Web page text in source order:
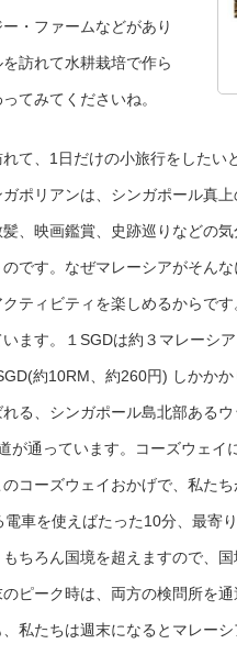
・ファームなどがあり
訪れて水耕栽培で作ら
てみてくださいね。
て、1日だけの小旅行をした
ポリアンは、シンガポール真
、映画鑑賞、史跡巡りなどの
です。なぜマレーシアがそん
ティビティを楽しめるからで
ます。１SGDは約３マレーシ
約10RM、約260円) しかか
れる、シンガポール島北部ある
が通っています。コーズウェ
コーズウェイおかげで、私た
車を使えばたった10分、最寄
ちろん国境を超えますので、
ピーク時は、両方の検問所を
私たちは週末になるとマレー